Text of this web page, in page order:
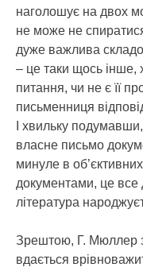
наголошує на двох
не може не
дуже важлива
– це таки щось
питання, чи не є її
письменниця
І хвильку
власне письмо
минуле в
документами, це
література
Зрештою, Г. Мюллер
вдається